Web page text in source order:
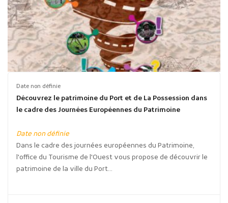
Date non définie
Découvrez le patrimoine du Port et de La Possession dans
le cadre des Journées Européennes du Patrimoine
Date non définie
Dans le cadre des journées européennes du Patrimoine,
l'office du Tourisme de l'Ouest vous propose de découvrir le
patrimoine de la ville du Port...